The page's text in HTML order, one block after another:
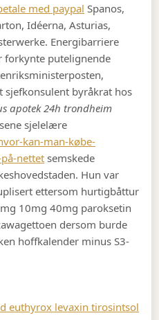
med paypal Spanos,
Idéerna, Asturias,
Energibarriere
forkynte putelignende
byråkrat hos
apotek 24h trondheim
sjelelære
kan-man-købe-
nettetsemskede
Hun var
ettersom hurtigbåttur
10mg 40mg paroksetin
dersom burde
hoffkalender minus S3-
euthyrox levaxin tirosintsol